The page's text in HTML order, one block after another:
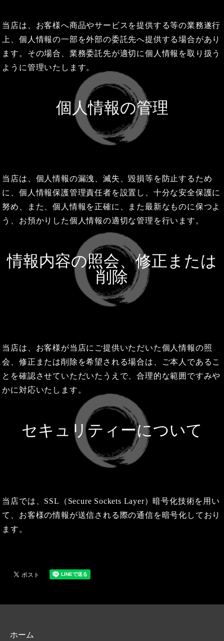
当店は、お客様へ商品やサービスを提供する等の業務遂行
上、個人情報の一部を外部の委託先へ提供する場合があり
ます。その場合、業務委託先が適切に個人情報を取り扱う
ように管理いたします。
個人情報の管理
当店は、個人情報の漏洩、滅失、毀損等を防止するため
に、個人情報保護管理責任者を設置し、十分な安全保護に
努め、また、個人情報を正確に、また最新なものに保つよ
う、お預かりした個人情報の適切な管理を行います。
情報内容の照会、修正または
削除
当店は、お客様が当店にご提供いただいた個人情報の照
会、修正または削除を希望される場合は、ご本人であるこ
とを確認させていただいたうえで、合理的な範囲ですみや
かに対応いたします。
セキュリティーについて
当店では、SSL（Secure Sockets Layer）暗号化技術を用い
て、お客様の情報が送信される際の通信を暗号化しており
ます。
ホーム